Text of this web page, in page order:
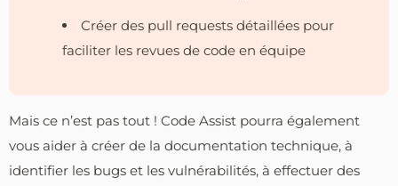
Créer des pull requests détaillées pour
faciliter les revues de code en équipe
Mais ce n’est pas tout ! Code Assist pourra également
vous aider à créer de la documentation technique, à
identifier les bugs et les vulnérabilités, à effectuer des